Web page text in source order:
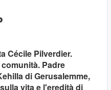
Cécile Pilverdier.
Padre
di Gerusalemme,
vita e l'eredità di